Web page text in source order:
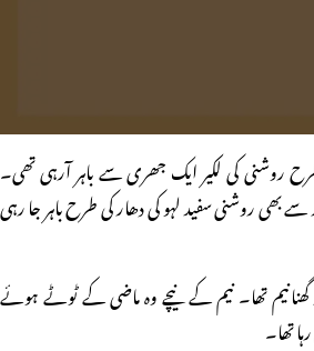
روشنی کی لکیر ایک جھری سے باہر آرہی تھی۔
بھی روشنی سفید لہو کی دھار کی طرح باہر جا رہی
گھنانیم تھا۔ نیم کے نیچے وہ ماضی کے ٹوٹے ہوئے
تھا۔